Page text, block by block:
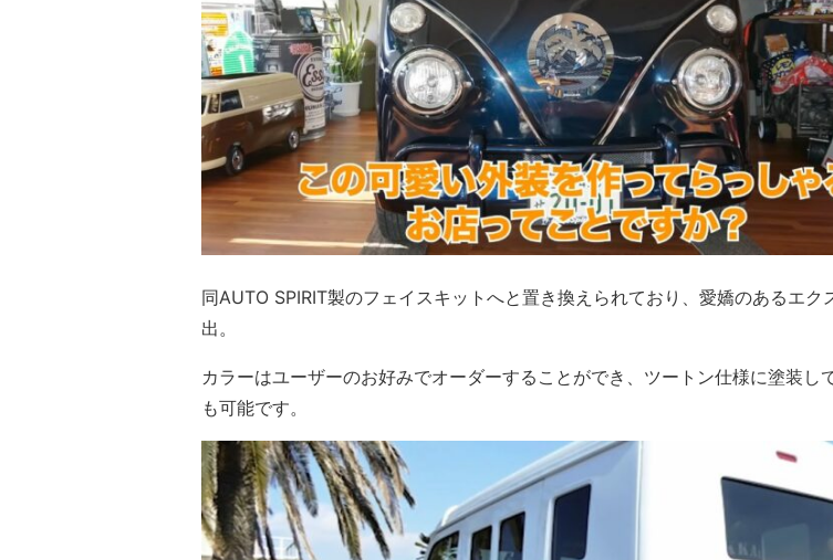
同AUTO SPIRIT製のフェイスキットへと置き換えられており、愛嬌のあるエク
出。
カラーはユーザーのお好みでオーダーすることができ、ツートン仕様に塗装し
も可能です。